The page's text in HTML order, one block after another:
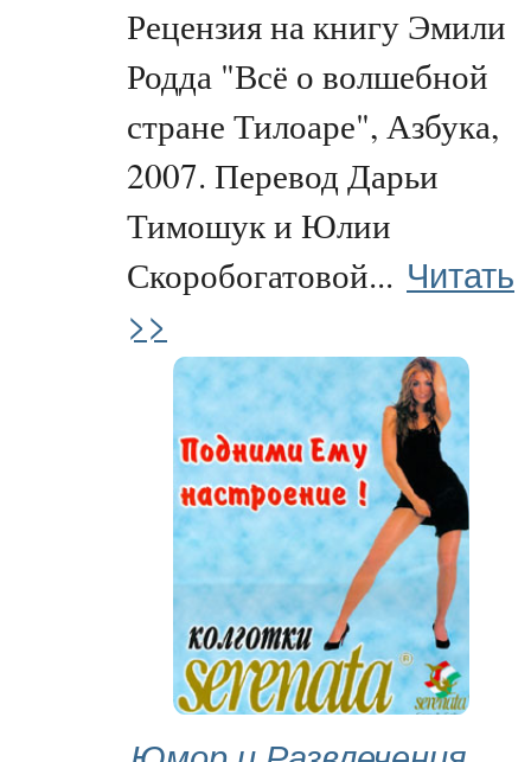
Рецензия на книгу Эмили
Родда "Всё о волшебной
стране Тилоаре", Азбука,
2007. Перевод Дарьи
Тимошук и Юлии
Скоробогатовой... Читать
>>